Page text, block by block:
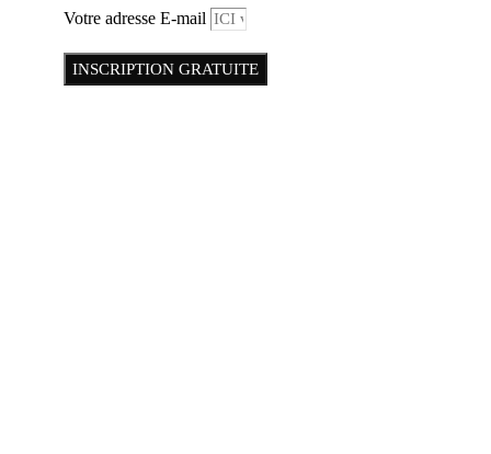
Votre adresse E-mail
INSCRIPTION GRATUITE